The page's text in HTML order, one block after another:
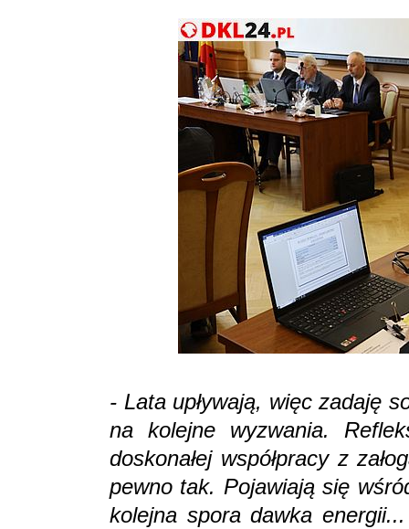
- Lata upływają, więc zadaję
na kolejne wyzwania.
doskonałej współpracy z
pewno tak. Pojawiają się
kolejna spora dawka